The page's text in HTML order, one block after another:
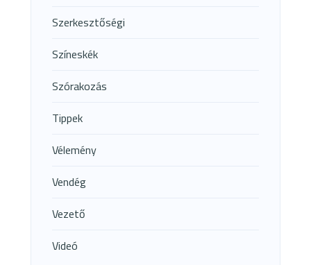
Szerkesztőségi
Színeskék
Szórakozás
Tippek
Vélemény
Vendég
Vezető
Videó